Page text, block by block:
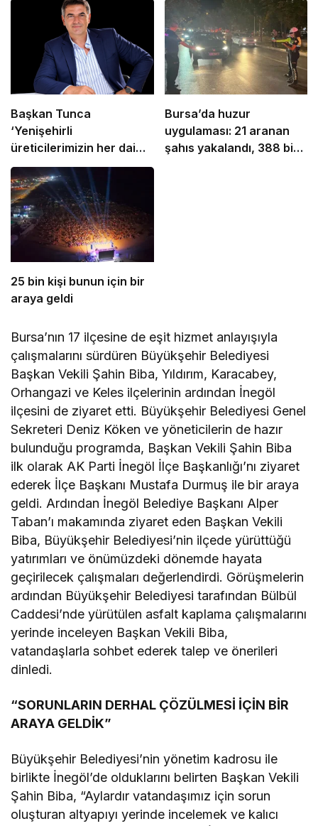
Başkan Tunca
‘Yenişehirli
üreticilerimizin her daim
yanındayız’
Bursa’da huzur
uygulaması: 21 aranan
şahıs yakalandı, 388 bin
25 bin kişi bunun için bir
araya geldi
Bursa’nın 17 ilçesine de eşit hizmet anlayışıyla
çalışmalarını sürdüren Büyükşehir Belediyesi
Başkan Vekili Şahin Biba, Yıldırım, Karacabey,
Orhangazi ve Keles ilçelerinin ardından İnegöl
ilçesini de ziyaret etti. Büyükşehir Belediyesi Genel
Sekreteri Deniz Köken ve yöneticilerin de hazır
bulunduğu programda, Başkan Vekili Şahin Biba
ilk olarak AK Parti İnegöl İlçe Başkanlığı’nı ziyaret
ederek İlçe Başkanı Mustafa Durmuş ile bir araya
geldi. Ardından İnegöl Belediye Başkanı Alper
Taban’ı makamında ziyaret eden Başkan Vekili
Biba, Büyükşehir Belediyesi’nin ilçede yürüttüğü
yatırımları ve önümüzdeki dönemde hayata
geçirilecek çalışmaları değerlendirdi. Görüşmelerin
ardından Büyükşehir Belediyesi tarafından Bülbül
Caddesi’nde yürütülen asfalt kaplama çalışmalarını
yerinde inceleyen Başkan Vekili Biba,
vatandaşlarla sohbet ederek talep ve önerileri
dinledi.
“SORUNLARIN DERHAL ÇÖZÜLMESİ İÇİN BİR
ARAYA GELDİK”
Büyükşehir Belediyesi’nin yönetim kadrosu ile
birlikte İnegöl’de olduklarını belirten Başkan Vekili
Şahin Biba, “Aylardır vatandaşımız için sorun
oluşturan altyapıyı yerinde incelemek ve kalıcı